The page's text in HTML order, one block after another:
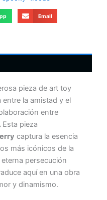
Email
pieza de art toy
entre la amistad y el
entre
Esta pieza
captura la esencia
más icónicos de la
persecución
aquí en una obra
y dinamismo.